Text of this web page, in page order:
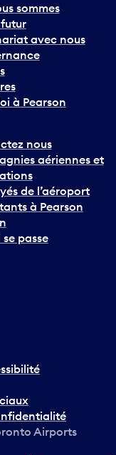
sommes
avec nous
à Pearson
nous
aériennes et
de l’aéroport
à Pearson
passe
Airports